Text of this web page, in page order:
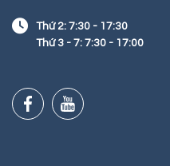
Thứ 2: 7:30 - 17:30
Thứ 3 - 7: 7:30 - 17:00